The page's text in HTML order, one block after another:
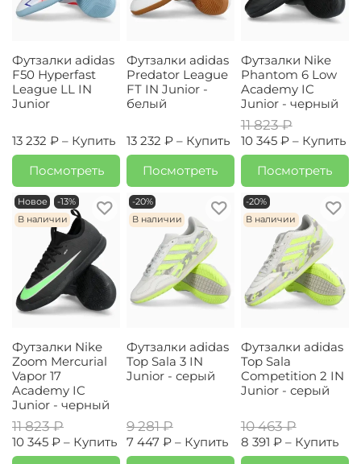
Футзалки adidas
F50 Hyperfast
League LL IN
Junior
13 232 ₽ – Купить
Посмотреть
Футзалки adidas
Predator League
FT IN Junior -
белый
13 232 ₽ – Купить
Посмотреть
Футзалки Nike
Phantom 6 Low
Academy IC
Junior - черный
11 823 ₽
10 345 ₽ – Купить
Посмотреть
Новое
-13%
В наличии
Футзалки Nike
Zoom Mercurial
Vapor 17
Academy IC
Junior - черный
11 823 ₽
10 345 ₽ – Купить
-20%
В наличии
Футзалки adidas
Top Sala 3 IN
Junior - серый
9 281 ₽
7 447 ₽ – Купить
-20%
В наличии
Футзалки adidas
Top Sala
Competition 2 IN
Junior - серый
10 463 ₽
8 391 ₽ – Купить